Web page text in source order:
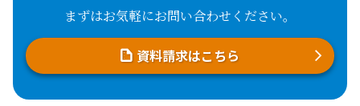
まずはお気軽にお問い合わせください。
資料請求はこちら